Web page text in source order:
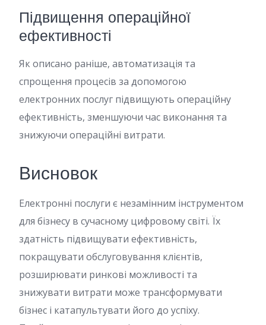
Підвищення операційної
ефективності
Як описано раніше, автоматизація та
спрощення процесів за допомогою
електронних послуг підвищують операційну
ефективність, зменшуючи час виконання та
знижуючи операційні витрати.
Висновок
Електронні послуги є незамінним інструментом
для бізнесу в сучасному цифровому світі. Їх
здатність підвищувати ефективність,
покращувати обслуговування клієнтів,
розширювати ринкові можливості та
знижувати витрати може трансформувати
бізнес і катапультувати його до успіху.